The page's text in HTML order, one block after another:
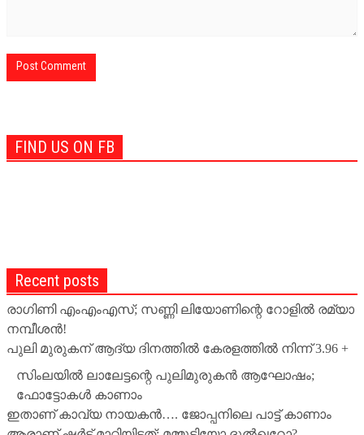
FIND US ON FB
Recent posts
രാഗിണി എംഎംഎസ്; സണ്ണി ലിയോണിന്റെ റോളില്‍ രമ്യാ
നമ്പീശന്‍!
പുലി മുരുകന് ആദ്യ ദിനത്തില്‍ കേരളത്തില്‍ നിന്ന് 3.96 +
സിംലയില്‍ ലാലേട്ടന്റെ പുലിമുരുകന്‍ ആഘോഷം;
ഫോട്ടോകള്‍ കാണാം
ഇതാണ് കാവ്യ നായകന്‍…. ജോപ്പനിലെ പാട്ട് കാണാം